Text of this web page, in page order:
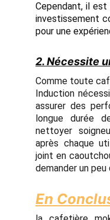
Cependant, il
investissement
pour une
2. Nécessite
Comme toute
Induction
assurer des
longue durée
nettoyer
après chaque
joint en
demander un
En